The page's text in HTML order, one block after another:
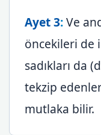
Ayet 3:Ve
öncekileri de
sadıkları da
tekzip
mutlaka bilir.